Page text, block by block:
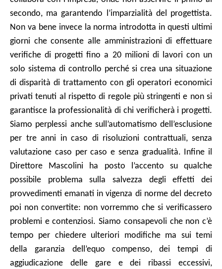
secondo, ma garantendo l’imparzialità del progettista.
Non va bene invece la norma introdotta in questi ultimi
giorni che consente alle amministrazioni di effettuare
verifiche di progetti fino a 20 milioni di lavori con un
solo sistema di controllo perché si crea una situazione
di disparità di trattamento con gli operatori economici
privati tenuti al rispetto di regole più stringenti e non si
garantisce la professionalità di chi verificherà i progetti.
Siamo perplessi anche sull’automatismo dell’esclusione
per tre anni in caso di risoluzioni contrattuali, senza
valutazione caso per caso e senza gradualità. Infine il
Direttore Mascolini ha posto l’accento su qualche
possibile problema sulla salvezza degli effetti dei
provvedimenti emanati in vigenza di norme del decreto
poi non convertite: non vorremmo che si verificassero
problemi e contenziosi. Siamo consapevoli che non c’è
tempo per chiedere ulteriori modifiche ma sui temi
della garanzia dell’equo compenso, dei tempi di
aggiudicazione delle gare e dei ribassi eccessivi,